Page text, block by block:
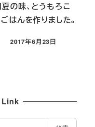
の味、とうもろこ
ごはんを作りました。
投稿日
2017年6月23日